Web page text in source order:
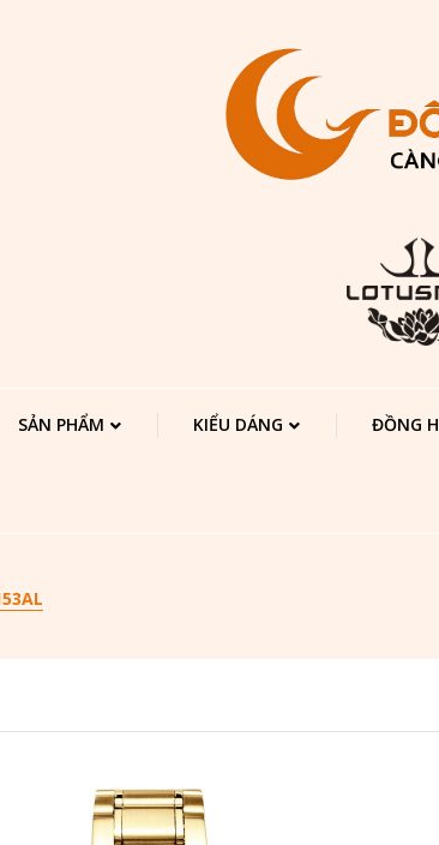
SẢN PHẨM KIỂU DÁNG ĐỒNG